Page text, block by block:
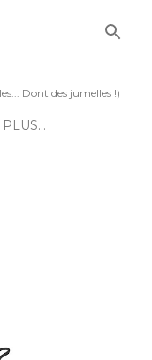
Dont des jumelles !)
PLUS…